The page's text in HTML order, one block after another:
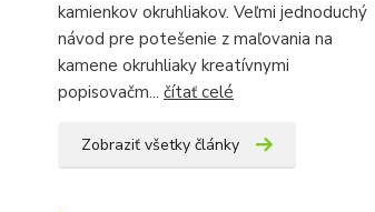
kamienkov okruhliakov. Veľmi jednoduchý
návod pre potešenie z maľovania na
kamene okruhliaky kreatívnymi
popisovačm... čítať celé
Zobraziť všetky články